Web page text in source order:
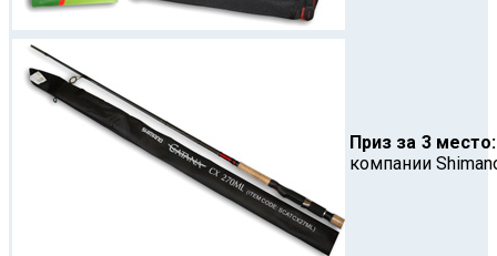
Приз за 3
компании